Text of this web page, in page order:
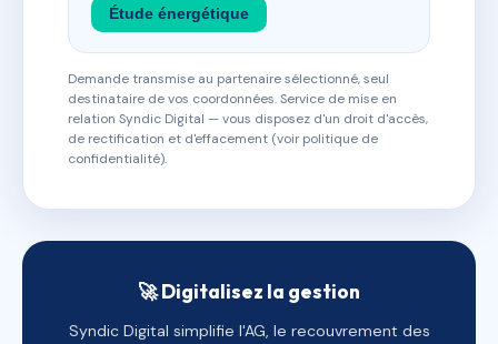
Étude énergétique
Demande transmise au partenaire sélectionné, seul
destinataire de vos coordonnées. Service de mise en
relation Syndic Digital — vous disposez d'un droit d'accès,
de rectification et d'effacement (voir politique de
confidentialité).
🚀 Digitalisez la gestion
Syndic Digital simplifie l'AG, le recouvrement des